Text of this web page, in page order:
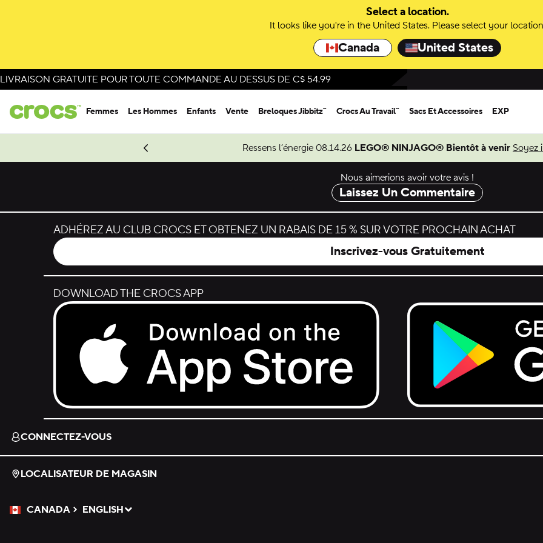
Select a location.
It looks like you're in the United States. Please select your
Canada United States
LIVRAISON GRATUITE POUR TOUTE COMMANDE AU DESSUS DE C$ 54.99
Femmes Les Hommes Enfants Vente Breloques Jibbitz™ Crocs Au Travail™ Sacs Et Accessoires EXP
Ressens l’énergie 08.14.26 LEGO® NINJAGO® Bientôt à venir Soyez
Magasinez Spider-Man
Nous aimerions avoir votre avis !
Laissez Un Commentaire
ADHÉREZ AU CLUB CROCS ET OBTENEZ UN RABAIS DE 15 % SUR VOTRE PROCHAIN ACHAT
Inscrivez-vous Gratuitement
DOWNLOAD THE CROCS APP
Download on the App Store.
Get it on Google Play.
CONNECTEZ-VOUS
LOCALISATEUR DE MAGASIN
CANADA
Veuillez sélectionner une langue
ENGLISH
Sélectionné